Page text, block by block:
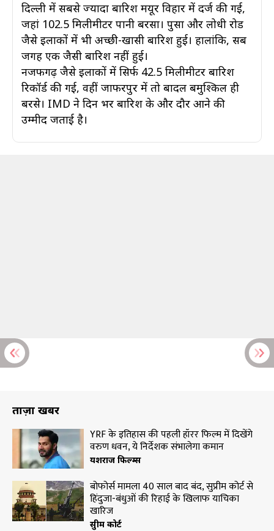
दिल्ली में सबसे ज्यादा बारिश मयूर विहार में दर्ज की गई,
जहां 102.5 मिलीमीटर पानी बरसा। पुसा और लोधी रोड
जैसे इलाकों में भी अच्छी-खासी बारिश हुई। हालांकि, सब
जगह एक जैसी बारिश नहीं हुई।
नजफगढ़ जैसे इलाकों में सिर्फ 42.5 मिलीमीटर बारिश
रिकॉर्ड की गई, वहीं जाफरपुर में तो बादल बमुश्किल ही
बरसे। IMD ने दिन भर बारिश के और दौर आने की
उम्मीद जताई है।
ताज़ा खबरें
YRF के इतिहास की पहली हॉरर फिल्म में दिखेंगे
वरुण धवन, ये निर्देशक संभालेगा कमान
यशराज फिल्म्स
बोफोर्स मामला 40 साल बाद बंद, सुप्रीम कोर्ट से
हिंदुजा-बंधुओं की रिहाई के खिलाफ याचिका
खारिज
सुप्रीम कोर्ट